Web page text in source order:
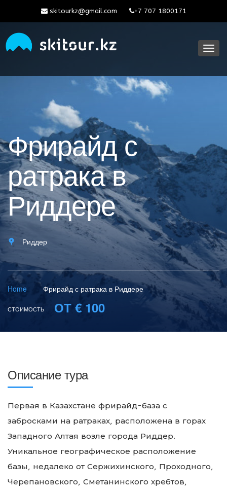
skitourkz@gmail.com +7 707 1800171
Фрирайд с
ратрака в
Риддере
Риддер
Home Фрирайд с ратрака в Риддере
СТОИМОСТЬ ОТ € 100
Описание тура
Первая в Казахстане фрирайд-база с
забросками на ратраках, расположена в горах
Западного Алтая возле города Риддер.
Уникальное географическое расположение
базы, недалеко от Сержихинского, Проходного,
Черепановского, Сметанинского хребтов,